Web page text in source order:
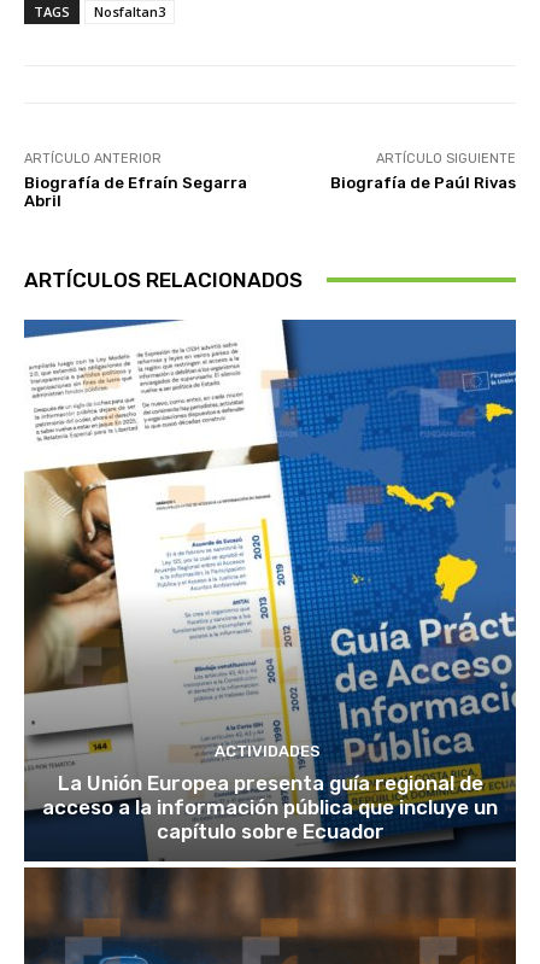
TAGS Nosfaltan3
ARTÍCULO ANTERIOR
Biografía de Efraín Segarra
Abril
ARTÍCULO SIGUIENTE
Biografía de Paúl Rivas
ARTÍCULOS RELACIONADOS
ACTIVIDADES
La Unión Europea presenta guía regional de
acceso a la información pública que incluye un
capítulo sobre Ecuador